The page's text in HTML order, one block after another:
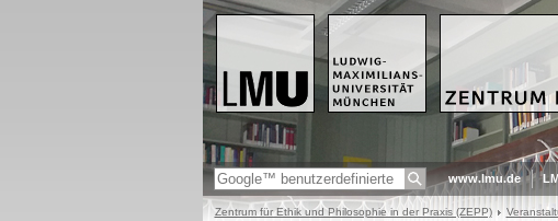
www.lmu.de
Zentrum für Ethik und Philosophie in der Praxis (ZEPP)